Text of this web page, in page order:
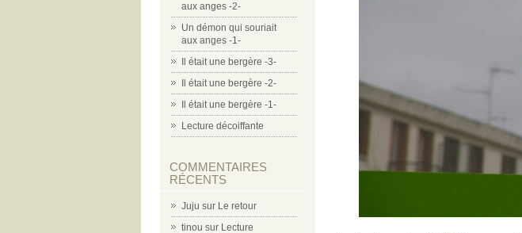
aux anges -2-
Un démon qui souriait
aux anges -1-
Il était une bergère -3-
Il était une bergère -2-
Il était une bergère -1-
Lecture décoiffante
COMMENTAIRES
RÉCENTS
Juju sur Le retour
tinou sur Lecture